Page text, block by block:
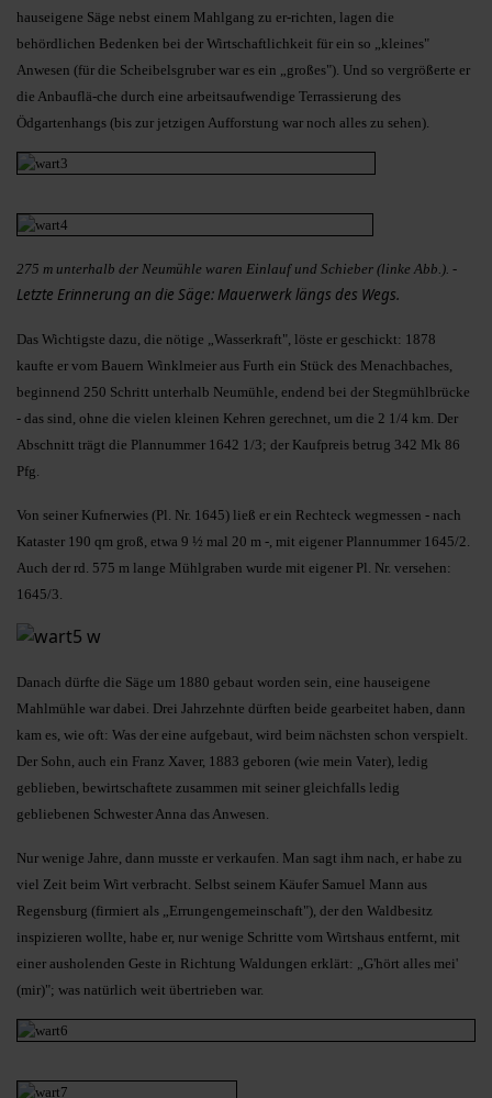
hauseigene Säge nebst einem Mahlgang zu er-richten, lagen die
behördlichen Bedenken bei der Wirtschaftlichkeit für ein so „kleines"
Anwesen (für die Scheibelsgruber war es ein „großes"). Und so vergrößerte er
die Anbauflä-che durch eine arbeitsaufwendige Terrassierung des
Ödgartenhangs (bis zur jetzigen Aufforstung war noch alles zu sehen).
275 m unterhalb der Neumühle waren Einlauf und Schieber (linke Abb.). -
Letzte Erinnerung an die Säge: Mauerwerk längs des Wegs.
Das Wichtigste dazu, die nötige „Wasserkraft", löste er geschickt: 1878
kaufte er vom Bauern Winklmeier aus Furth ein Stück des Menachbaches,
beginnend 250 Schritt unterhalb Neumühle, endend bei der Stegmühlbrücke
- das sind, ohne die vielen kleinen Kehren gerechnet, um die 2 1/4 km. Der
Abschnitt trägt die Plannummer 1642 1/3; der Kaufpreis betrug 342 Mk 86
Pfg.
Von seiner Kufnerwies (Pl. Nr. 1645) ließ er ein Rechteck wegmessen - nach
Kataster 190 qm groß, etwa 9 ½ mal 20 m -, mit eigener Plannummer 1645/2.
Auch der rd. 575 m lange Mühlgraben wurde mit eigener Pl. Nr. versehen:
1645/3.
Danach dürfte die Säge um 1880 gebaut worden sein, eine hauseigene
Mahlmühle war dabei. Drei Jahrzehnte dürften beide gearbeitet haben, dann
kam es, wie oft: Was der eine aufgebaut, wird beim nächsten schon verspielt.
Der Sohn, auch ein Franz Xaver, 1883 geboren (wie mein Vater), ledig
geblieben, bewirtschaftete zusammen mit seiner gleichfalls ledig
gebliebenen Schwester Anna das Anwesen.
Nur wenige Jahre, dann musste er verkaufen. Man sagt ihm nach, er habe zu
viel Zeit beim Wirt verbracht. Selbst seinem Käufer Samuel Mann aus
Regensburg (firmiert als „Errungengemeinschaft"), der den Waldbesitz
inspizieren wollte, habe er, nur wenige Schritte vom Wirtshaus entfernt, mit
einer ausholenden Geste in Richtung Waldungen erklärt: „G'hört alles mei'
(mir)"; was natürlich weit übertrieben war.